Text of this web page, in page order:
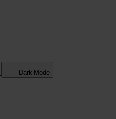
Dark Mode